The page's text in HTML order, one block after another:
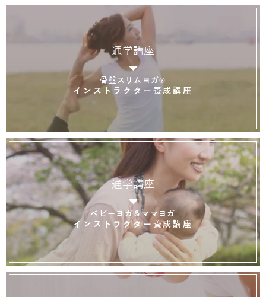
通学講座
骨盤スリムヨガ®
インストラクター養成講座
通学講座
ベビーヨガ＆ママヨガ
インストラクター養成講座